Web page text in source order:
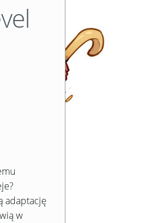
adaptację
w